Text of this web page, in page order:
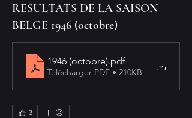
RESULTATS DE LA SAISON
BELGE 1946 (octobre)
1946 (octobre).pdf
Télécharger PDF • 210KB
3